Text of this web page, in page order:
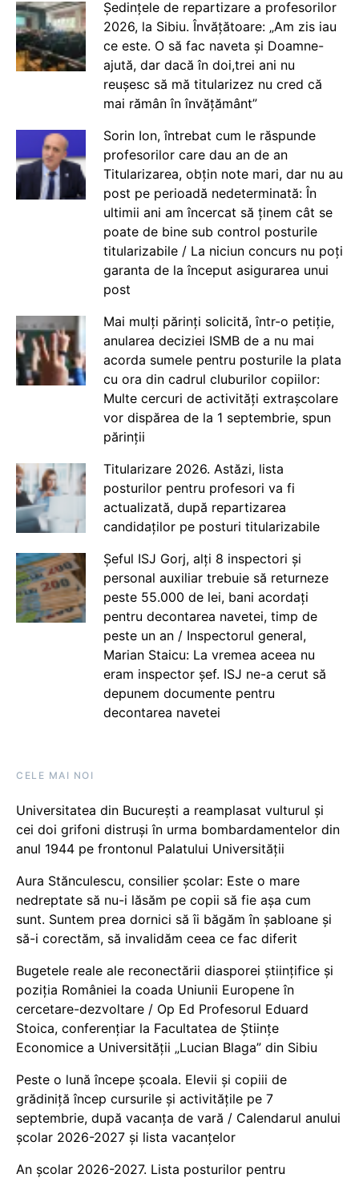
Ședințele de repartizare a profesorilor
2026, la Sibiu. Învățătoare: „Am zis iau
ce este. O să fac naveta și Doamne-
ajută, dar dacă în doi,trei ani nu
reușesc să mă titularizez nu cred că
mai rămân în învățământ”
Sorin Ion, întrebat cum le răspunde
profesorilor care dau an de an
Titularizarea, obțin note mari, dar nu au
post pe perioadă nedeterminată: În
ultimii ani am încercat să ținem cât se
poate de bine sub control posturile
titularizabile / La niciun concurs nu poți
garanta de la început asigurarea unui
post
Mai mulți părinți solicită, într-o petiție,
anularea deciziei ISMB de a nu mai
acorda sumele pentru posturile la plata
cu ora din cadrul cluburilor copiilor:
Multe cercuri de activități extrașcolare
vor dispărea de la 1 septembrie, spun
părinții
Titularizare 2026. Astăzi, lista
posturilor pentru profesori va fi
actualizată, după repartizarea
candidaților pe posturi titularizabile
Șeful ISJ Gorj, alți 8 inspectori și
personal auxiliar trebuie să returneze
peste 55.000 de lei, bani acordați
pentru decontarea navetei, timp de
peste un an / Inspectorul general,
Marian Staicu: La vremea aceea nu
eram inspector șef. ISJ ne-a cerut să
depunem documente pentru
decontarea navetei
CELE MAI NOI
Universitatea din București a reamplasat vulturul și
cei doi grifoni distruși în urma bombardamentelor din
anul 1944 pe frontonul Palatului Universității
Aura Stănculescu, consilier școlar: Este o mare
nedreptate să nu-i lăsăm pe copii să fie așa cum
sunt. Suntem prea dornici să îi băgăm în șabloane și
să-i corectăm, să invalidăm ceea ce fac diferit
Bugetele reale ale reconectării diasporei științifice și
poziția României la coada Uniunii Europene în
cercetare-dezvoltare / Op Ed Profesorul Eduard
Stoica, conferențiar la Facultatea de Științe
Economice a Universității „Lucian Blaga” din Sibiu
Peste o lună începe școala. Elevii și copiii de
grădiniță încep cursurile și activitățile pe 7
septembrie, după vacanța de vară / Calendarul anului
școlar 2026-2027 și lista vacanțelor
An școlar 2026-2027. Lista posturilor pentru